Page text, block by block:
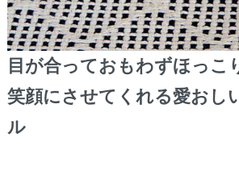
目が合っておもわずほっこ
笑顔にさせてくれる愛おし
ル